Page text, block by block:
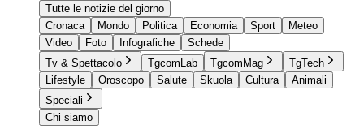
Tutte le notizie del giorno
Cronaca
Mondo Politica Economia Sport
Meteo
Video
Foto Infografiche
Schede
Tv & Spettacolo
TgcomLab TgcomMag
TgTech
Lifestyle
Oroscopo Salute Skuola Cultura
Animali
Speciali
Chi siamo